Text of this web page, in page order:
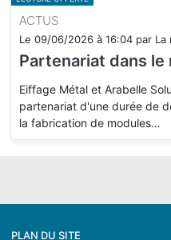
ACTUS
Le 09/06/2026 à 16:04 par La
Partenariat dans le
Eiffage Métal et Arabelle
partenariat d'une durée de
la fabrication de modules…
PLAN DU SITE